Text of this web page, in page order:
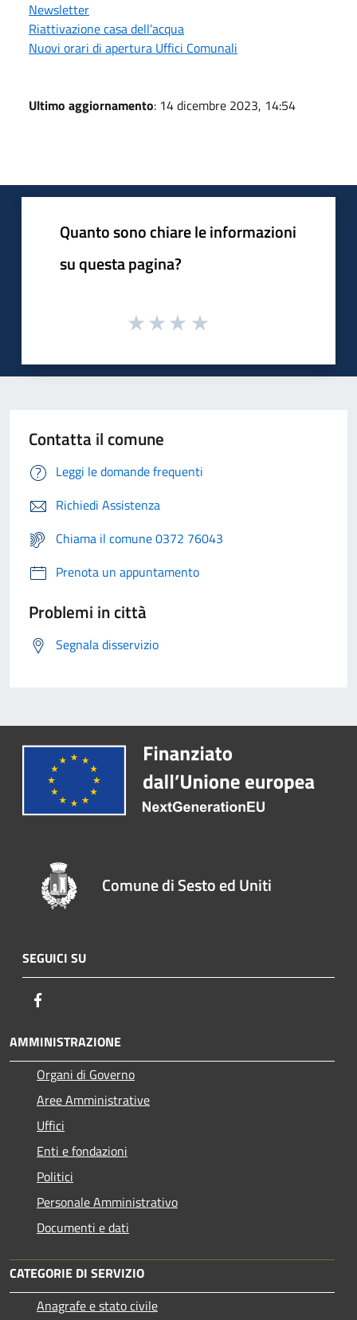
Newsletter
Riattivazione casa dell’acqua
Nuovi orari di apertura Uffici Comunali
Ultimo aggiornamento: 14 dicembre 2023, 14:54
Quanto sono chiare le informazioni
su questa pagina?
Contatta il comune
Leggi le domande frequenti
Richiedi Assistenza
Chiama il comune 0372 76043
Prenota un appuntamento
Problemi in città
Segnala disservizio
Comune di Sesto ed Uniti
SEGUICI SU
AMMINISTRAZIONE
Organi di Governo
Aree Amministrative
Uffici
Enti e fondazioni
Politici
Personale Amministrativo
Documenti e dati
CATEGORIE DI SERVIZIO
Anagrafe e stato civile